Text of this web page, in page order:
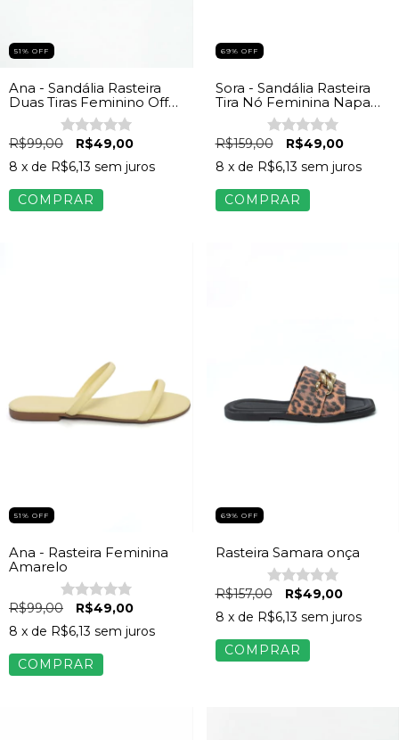
51 % OFF
Ana - Sandália Rasteira
Duas Tiras Feminino Off
R$99,00
R$49,00
8 x de R$6,13 sem juros
COMPRAR
69% OFF
Sora - Sandália Rasteira
Tira Nó Feminina Napa
R$159,00
R$49,00
8 x de R$6,13 sem juros
COMPRAR
51 % OFF
Ana - Rasteira Feminina
Amarelo
R$99,00
R$49,00
8 x de R$6,13 sem juros
COMPRAR
69% OFF
Rasteira Samara onça
R$157,00
R$49,00
8 x de R$6,13 sem juros
COMPRAR